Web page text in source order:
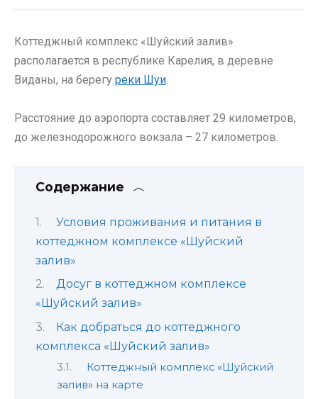
Коттеджный комплекс «Шуйский залив»
располагается в республике Карелия, в деревне
Виданы, на берегу реки Шуи.
Расстояние до аэропорта составляет 29 километров,
до железнодорожного вокзала – 27 километров.
Содержание
Условия проживания и питания в
коттеджном комплексе «Шуйский
залив»
Досуг в коттеджном комплексе
«Шуйский залив»
Как добраться до коттеджного
комплекса «Шуйский залив»
Коттеджный комплекс «Шуйский
залив» на карте